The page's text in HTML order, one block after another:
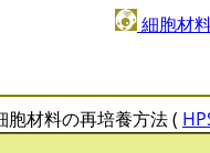
細胞材
胞材料の再培養方法 (